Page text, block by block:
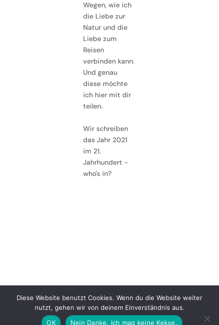
Wegen, wie ich
die Liebe zur
Natur und die
Liebe zum
Reisen
verbinden kann.
Und genau
diese möchte
ich hier mit dir
teilen.
Wir schreiben
das Jahr 2021
im 21.
Jahrhundert -
who's in?
Instagram
Diese Website benutzt Cookies. Wenn du die Website weiter
nutzt, gehen wir von deinem Einverständnis aus.
OK
Nein Danke, ich mag keine Kekse.